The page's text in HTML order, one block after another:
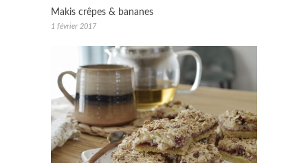
Makis crêpes & bananes
1 février 2017